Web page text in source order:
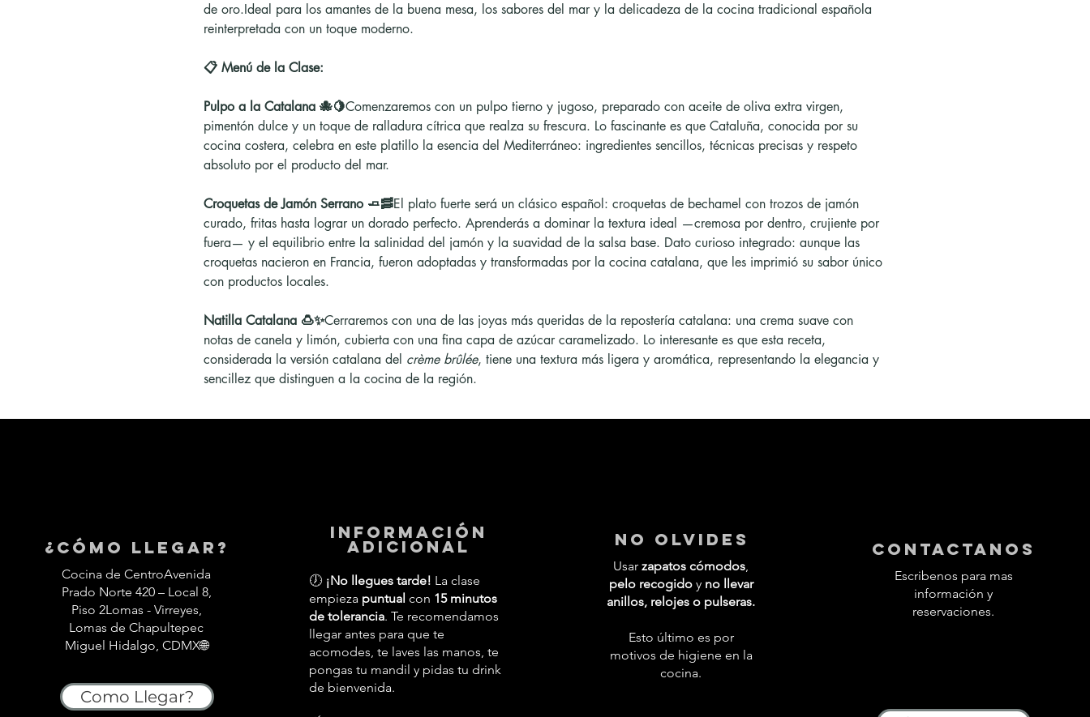
de oro.Ideal para los amantes de la buena mesa, los sabores del mar y la delicadeza de la cocina tradicional española
reinterpretada con un toque moderno.
📋 Menú de la Clase:
Pulpo a la Catalana 🐙🍋Comenzaremos con un pulpo tierno y jugoso, preparado con aceite de oliva extra virgen,
pimentón dulce y un toque de ralladura cítrica que realza su frescura. Lo fascinante es que Cataluña, conocida por su
cocina costera, celebra en este platillo la esencia del Mediterráneo: ingredientes sencillos, técnicas precisas y respeto
absoluto por el producto del mar.
Croquetas de Jamón Serrano 🧈🥓El plato fuerte será un clásico español: croquetas de bechamel con trozos de jamón
curado, fritas hasta lograr un dorado perfecto. Aprenderás a dominar la textura ideal —cremosa por dentro, crujiente por
fuera— y el equilibrio entre la salinidad del jamón y la suavidad de la salsa base. Dato curioso integrado: aunque las
croquetas nacieron en Francia, fueron adoptadas y transformadas por la cocina catalana, que les imprimió su sabor único
con productos locales.
Natilla Catalana 🍮✨Cerraremos con una de las joyas más queridas de la repostería catalana: una crema suave con
notas de canela y limón, cubierta con una fina capa de azúcar caramelizado. Lo interesante es que esta receta,
considerada la versión catalana del crème brûlée, tiene una textura más ligera y aromática, representando la elegancia y
sencillez que distinguen a la cocina de la región.
¿Cómo llegar?
Cocina de CentroAvenida
Prado Norte 420 – Local 8,
Piso 2Lomas - Virreyes,
Lomas de Chapultepec
Miguel Hidalgo, CDMX🌐
Como Llegar?
información
adicional
🕖¡No llegues tarde! La clase
empieza puntual con 15 minutos
de tolerancia. Te recomendamos
llegar antes para que te
acomodes, te laves las manos, te
pongas tu mandil y pidas tu drink
de bienvenida.
No Olvides
Usar zapatos cómodos,
pelo recogidoy no llevar
anillos, relojes o pulseras.
Esto último es por
motivos de higiene en la
cocina.
contactanos
Escribenos para mas
información y
reservaciones.